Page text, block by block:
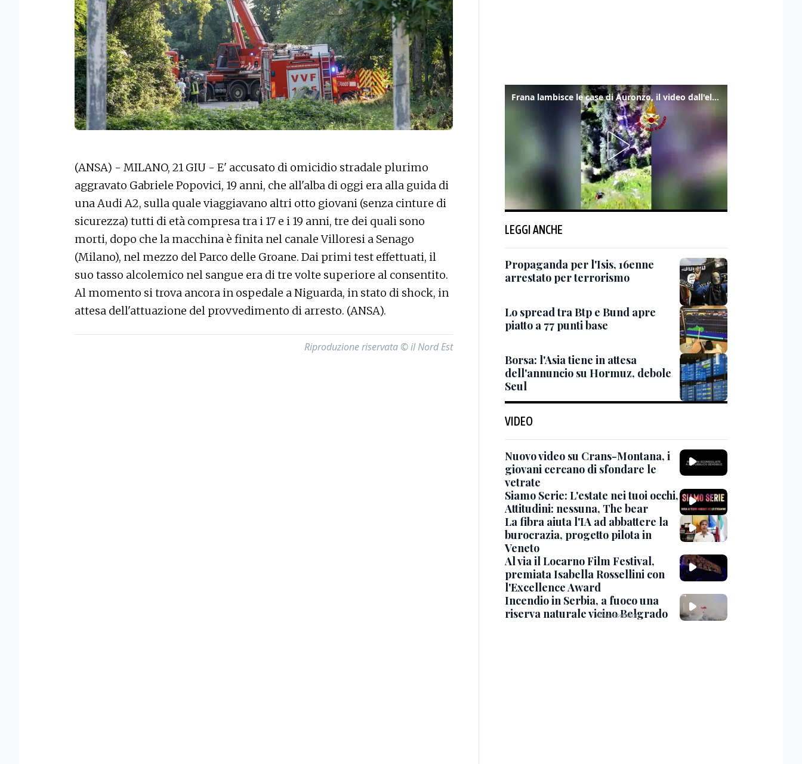
(ANSA) - MILANO, 21 GIU - E' accusato di omicidio stradale plurimo
aggravato Gabriele Popovici, 19 anni, che all'alba di oggi era alla guida di
una Audi A2, sulla quale viaggiavano altri otto giovani (senza cinture di
sicurezza) tutti di età compresa tra i 17 e i 19 anni, tre dei quali sono
morti, dopo che la macchina è finita nel canale Villoresi a Senago
(Milano), nel mezzo del Parco delle Groane. Dai primi test effettuati, il
suo tasso alcolemico nel sangue era di tre volte superiore al consentito.
Al momento si trova ancora in ospedale a Niguarda, in stato di shock, in
attesa dell'attuazione del provvedimento di arresto. (ANSA).
Riproduzione riservata © il Nord Est
Frana lambisce le case di Auronzo, il video dall'elicottero dei vigili del fuoco
LEGGI ANCHE
Propaganda per l'Isis, 16enne
arrestato per terrorismo
Lo spread tra Btp e Bund apre
piatto a 77 punti base
Borsa: l'Asia tiene in attesa
dell'annuncio su Hormuz, debole
Seul
VIDEO
Nuovo video su Crans-Montana, i
giovani cercano di sfondare le
vetrate
Siamo Serie: L'estate nei tuoi occhi,
Attitudini: nessuna, The bear
La fibra aiuta l'IA ad abbattere la
burocrazia, progetto pilota in
Veneto
Al via il Locarno Film Festival,
premiata Isabella Rossellini con
l'Excellence Award
Incendio in Serbia, a fuoco una
riserva naturale vicino Belgrado